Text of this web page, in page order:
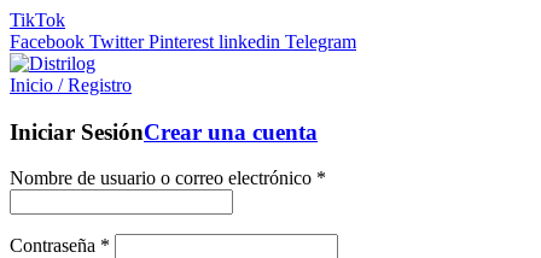
TikTok
Facebook Twitter Pinterest linkedin Telegram
Inicio / Registro
Iniciar SesiónCrear una cuenta
Nombre de usuario o correo electrónico *
Contraseña *